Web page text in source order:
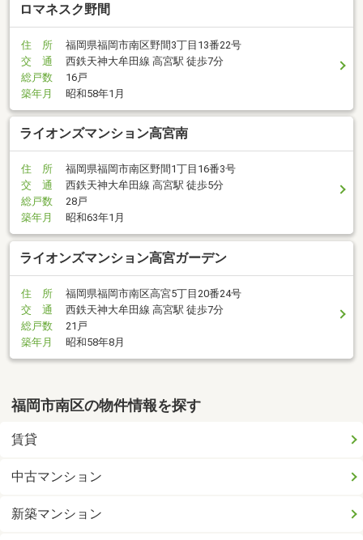
ロマネスク野間
住 所
福岡県福岡市南区野間3丁目13番22号
交 通
西鉄天神大牟田線 高宮駅 徒歩7分
総戸数
16戸
築年月
昭和58年1月
ライオンズマンション高宮南
住 所
福岡県福岡市南区野間1丁目16番3号
交 通
西鉄天神大牟田線 高宮駅 徒歩5分
総戸数
28戸
築年月
昭和63年1月
ライオンズマンション高宮ガーデン
住 所
福岡県福岡市南区高宮5丁目20番24号
交 通
西鉄天神大牟田線 高宮駅 徒歩7分
総戸数
21戸
築年月
昭和58年8月
福岡市南区の物件情報を探す
賃貸
中古マンション
新築マンション